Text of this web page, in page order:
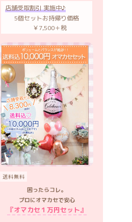
店舗受取割引 実施中♪
5個セットお持帰り価格
￥7,500＋税
困ったらコレ。
プロにオマカセで安心
『オマカセ１万円セット』
送料無料